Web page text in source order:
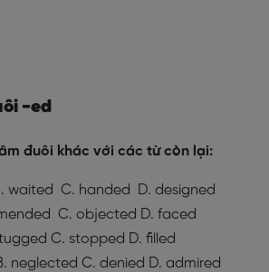
-ed
đuôi khác với các từ còn lại:
waited C. handed
D. designed
C. objected D. faced
C. stopped D. filled
neglected C. denied D. admired